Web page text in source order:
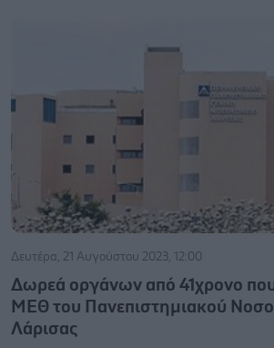
Δευτέρα, 21 Αυγούστου 2023, 12:00
Δωρεά οργάνων από 41χρονο
ΜΕΘ του Πανεπιστημιακού
Λάρισας